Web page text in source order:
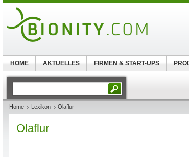
Home Lexikon Olaflur
Olaflur
HOME AKTUELLES FIRMEN & START-UPS